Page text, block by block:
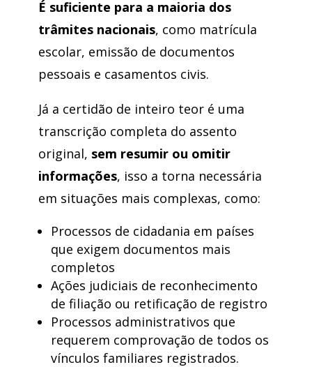
É suficiente para a maioria dos
trâmites nacionais, como matrícula
escolar, emissão de documentos
pessoais e casamentos civis.
Já a certidão de inteiro teor é uma
transcrição completa do assento
original, sem resumir ou omitir
informações, isso a torna necessária
em situações mais complexas, como:
Processos de cidadania em países
que exigem documentos mais
completos
Ações judiciais de reconhecimento
de filiação ou retificação de registro
Processos administrativos que
requerem comprovação de todos os
vínculos familiares registrados.